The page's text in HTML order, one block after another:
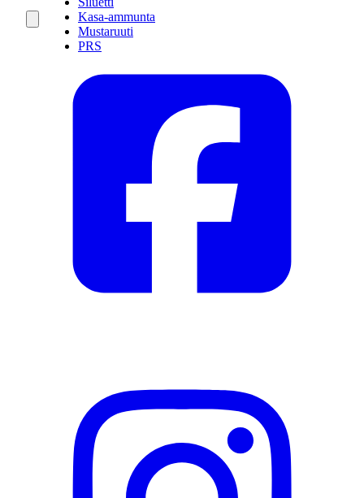
Kasa-ammunta
Mustaruuti
PRS